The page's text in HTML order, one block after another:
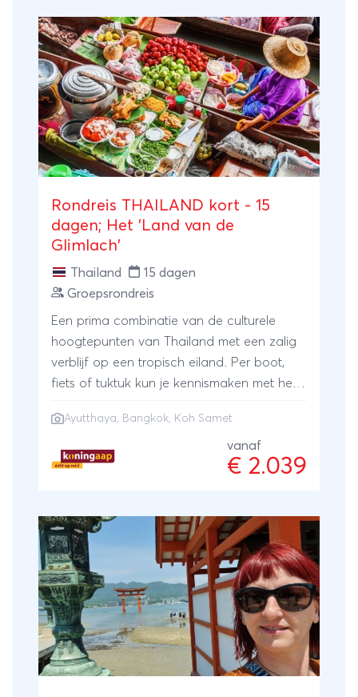
Erg Chebbi. Ontdek het mooiste van Zuid-
Marokko!
Rondreis THAILAND kort - 15
dagen; Het 'Land van de
Glimlach'
Thailand
15 dagen
Groepsrondreis
Een prima combinatie van de culturele
hoogtepunten van Thailand met een zalig
verblijf op een tropisch eiland. Per boot,
fiets of tuktuk kun je kennismaken met het
monumentale Ayutthaya en kunt de
kleurrijke bevolkingsgroepen ontmoeten
tijdens een indrukwekkende trektocht in het
exotische cocktail op het eiland Koh
Samed. Welkom in het ‘Land van de
Glimlach’!
Ayutthaya, Bangkok, Koh Samet
vanaf
€ 2.039